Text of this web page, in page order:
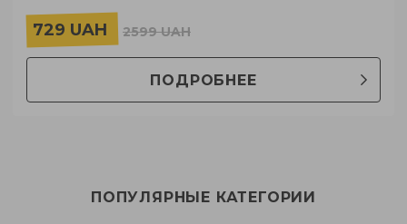
729 UAH 2599 UAH
ПОДРОБНЕЕ
ПОПУЛЯРНЫЕ КАТЕГОРИИ